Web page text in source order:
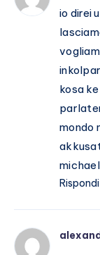
io direi
kosa
mondo
Rispondi